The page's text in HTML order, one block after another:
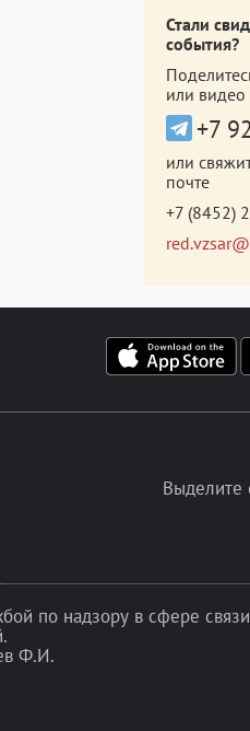
Стали
события?
или
+7
или
почте
+7 (8452)
Выделите
по надзору в сфере
Ф.И.